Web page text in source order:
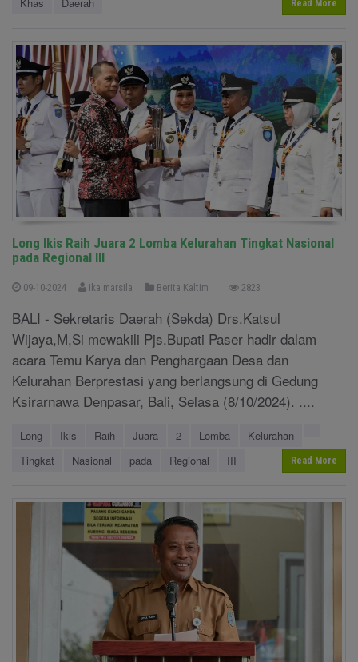
Read More
Long Ikis Raih Juara 2 Lomba Kelurahan Tingkat Nasional
pada Regional III
09-10-2024 Ika marsila Berita Kaltim 2823
BALI - Sekretaris Daerah (Sekda) Drs.Katsul
Wijaya,M,Si mewakili Pjs.Bupati Paser hadir dalam
acara Temu Karya dan Penghargaan Desa dan
Kelurahan Berprestasi yang berlangsung di Gedung
Ksirarnawa Denpasar, Bali, Selasa (8/10/2024). ....
Long Ikis Raih Juara 2 Lomba
Kelurahan
Tingkat
Nasional pada Regional III Read More